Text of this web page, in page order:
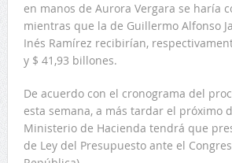
en manos de Aurora Vergara se haría
mientras que la de Guillermo Alfonso
Inés Ramírez recibirían,
y $ 41,93 billones.
De acuerdo con el cronograma del
esta semana, a más tardar el próximo
Ministerio de Hacienda tendrá que
de Ley del Presupuesto ante el